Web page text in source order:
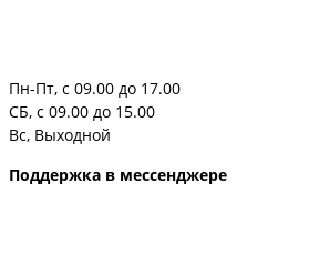
Пн-Пт, с 09.00 до 17.00
СБ, с 09.00 до 15.00
Вс, Выходной
Поддержка в мессенджере